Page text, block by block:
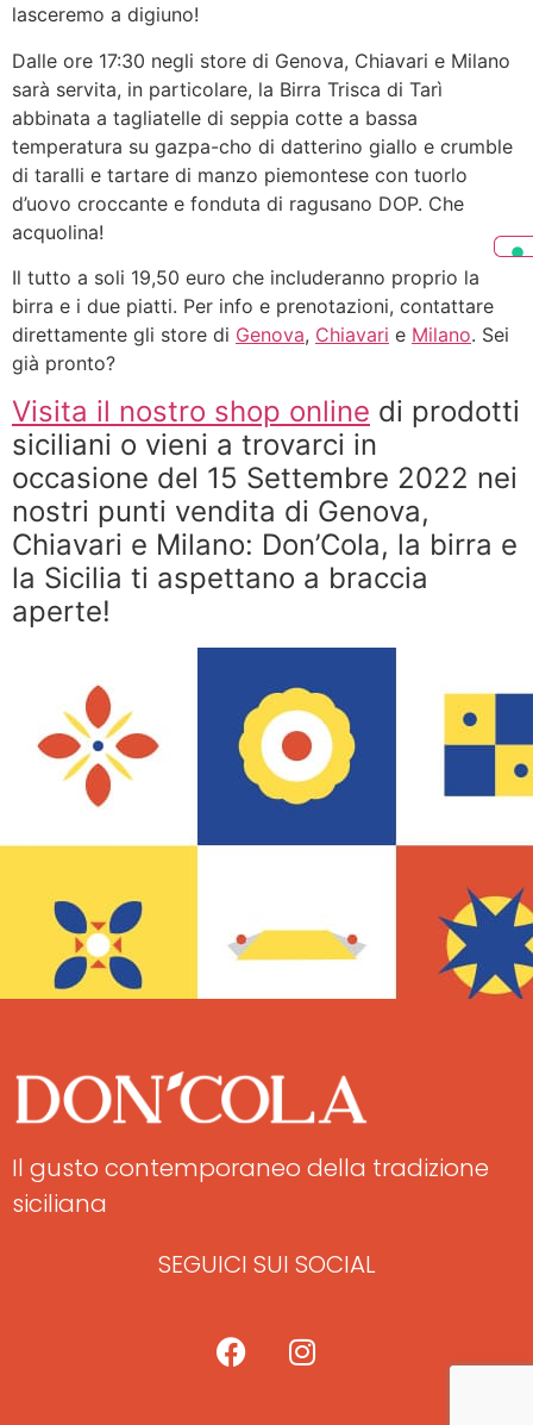
lasceremo a digiuno!
Dalle ore 17:30 negli store di Genova, Chiavari e Milano
sarà servita, in particolare, la Birra Trisca di Tarì
abbinata a tagliatelle di seppia cotte a bassa
temperatura su gazpa-cho di datterino giallo e crumble
di taralli e tartare di manzo piemontese con tuorlo
d’uovo croccante e fonduta di ragusano DOP. Che
acquolina!
Il tutto a soli 19,50 euro che includeranno proprio la
birra e i due piatti. Per info e prenotazioni, contattare
direttamente gli store di Genova, Chiavari e Milano. Sei
già pronto?
Visita il nostro shop online di prodotti
siciliani o vieni a trovarci in
occasione del 15 Settembre 2022 nei
nostri punti vendita di Genova,
Chiavari e Milano: Don’Cola, la birra e
la Sicilia ti aspettano a braccia
aperte!
Il gusto contemporaneo della tradizione
siciliana
SEGUICI SUI SOCIAL